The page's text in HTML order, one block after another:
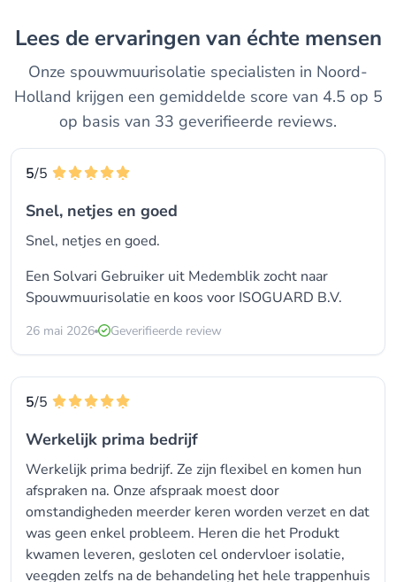
Lees de ervaringen van échte mensen
Onze spouwmuurisolatie specialisten in Noord-
Holland krijgen een gemiddelde score van 4.5 op 5
op basis van 33 geverifieerde reviews.
5/5
Snel, netjes en goed
Snel, netjes en goed.
Een Solvari Gebruiker uit Medemblik zocht naar
Spouwmuurisolatie en koos voor ISOGUARD B.V.
26 mai 2026 Geverifieerde review
5/5
Werkelijk prima bedrijf
Werkelijk prima bedrijf. Ze zijn flexibel en komen hun
afspraken na. Onze afspraak moest door
omstandigheden meerder keren worden verzet en dat
was geen enkel probleem. Heren die het Produkt
kwamen leveren, gesloten cel ondervloer isolatie,
veegden zelfs na de behandeling het hele trappenhuis